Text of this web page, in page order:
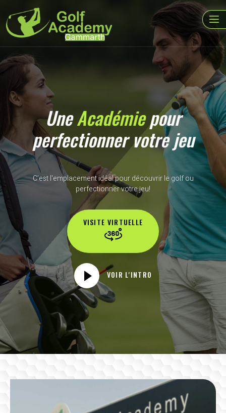
UneAcadémiepour
perfectionner votre jeu
C’est l'emplacement idéal pour découvrir le golf ou
perfectionner votre jeu!
VISITE VIRTUELLE
VOIR L'INTRO